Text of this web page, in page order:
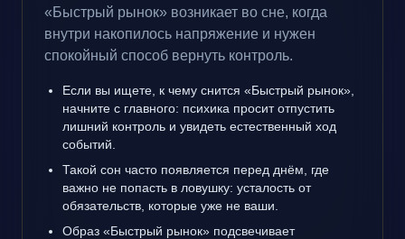
«Быстрый рынок» возникает во сне, когда
внутри накопилось напряжение и нужен
спокойный способ вернуть контроль.
Если вы ищете, к чему снится «Быстрый рынок»,
начните с главного: психика просит отпустить
лишний контроль и увидеть естественный ход
событий.
Такой сон часто появляется перед днём, где
важно не попасть в ловушку: усталость от
обязательств, которые уже не ваши.
Образ «Быстрый рынок» подсвечивает